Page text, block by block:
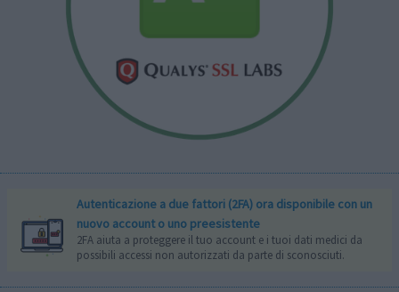
Autenticazione a due fattori (2FA) ora disponibile con un
nuovo account o uno preesistente
2FA aiuta a proteggere il tuo account e i tuoi dati medici da
possibili accessi non autorizzati da parte di sconosciuti.